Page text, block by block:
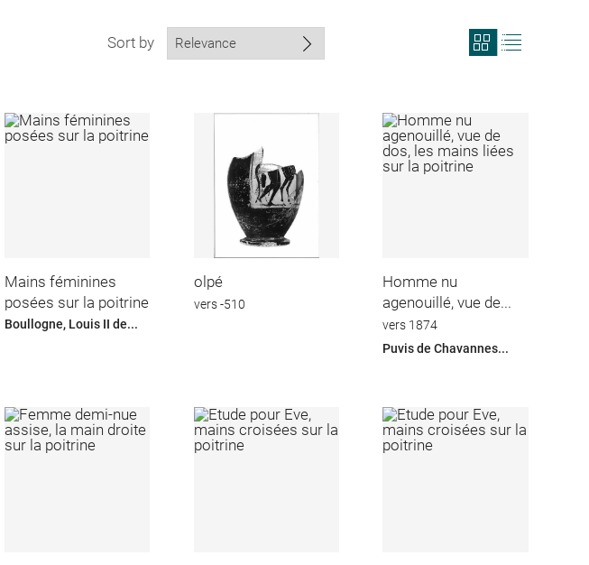
Sort by
View
search
Mains féminines
posées sur la poitrine
Boullogne, Louis II de...
olpé
vers -510
Homme nu
agenouillé, vue de...
vers 1874
Puvis de Chavannes...